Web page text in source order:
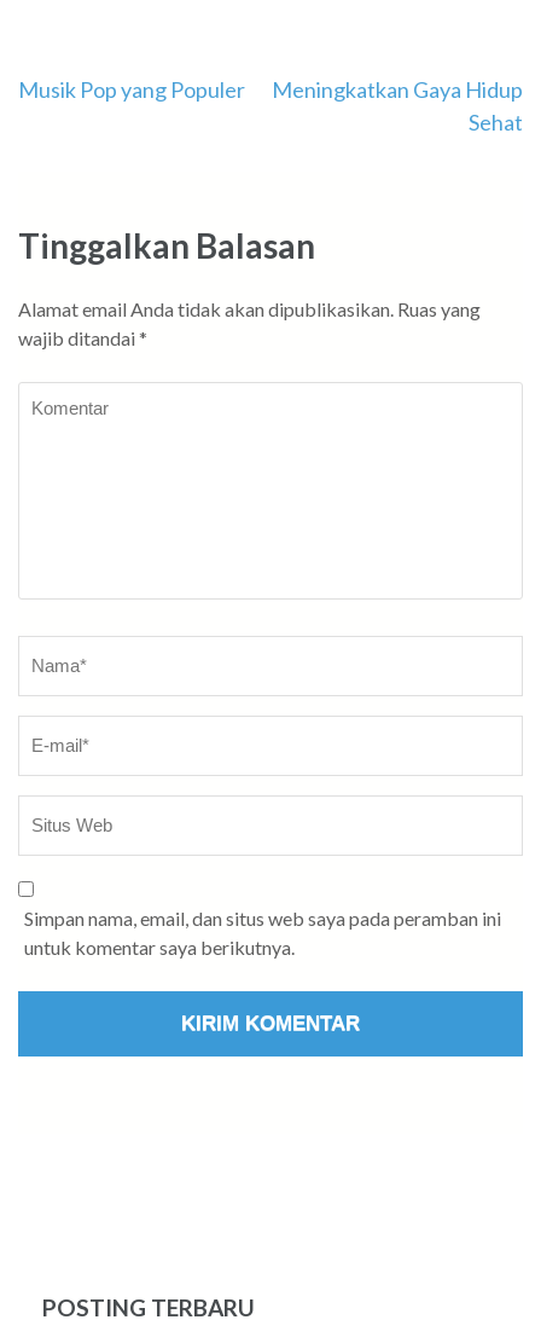
Navigasi
Musik Pop yang Populer
Meningkatkan Gaya Hidup
Sehat
Tinggalkan Balasan
Alamat email Anda tidak akan dipublikasikan. Ruas yang
wajib ditandai *
Simpan nama, email, dan situs web saya pada peramban ini
untuk komentar saya berikutnya.
POSTING TERBARU